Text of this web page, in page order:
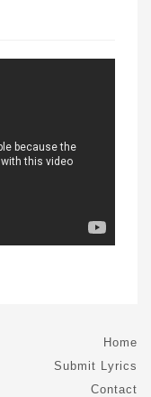
Home
Submit Lyrics
Contact